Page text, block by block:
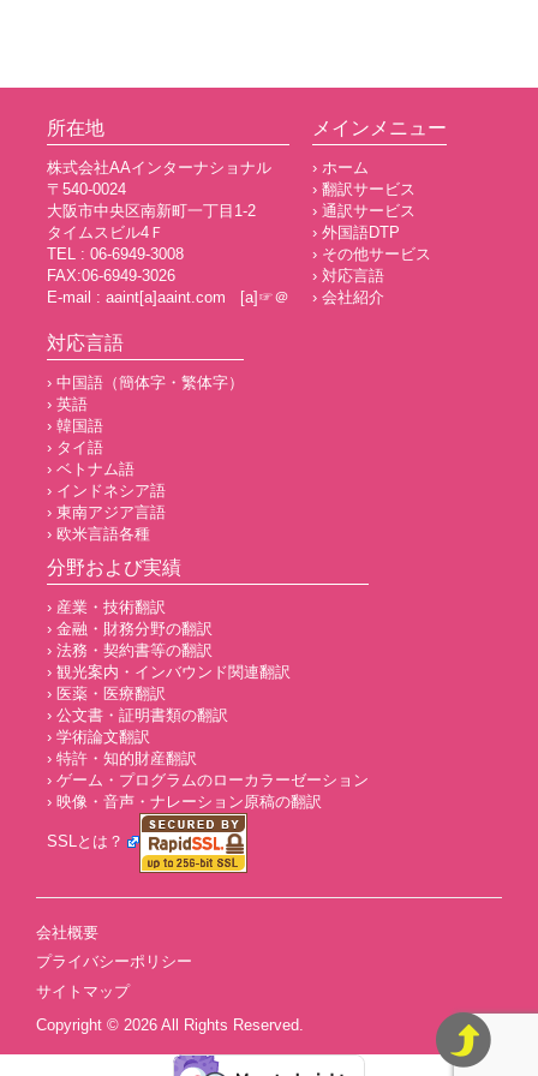
所在地
株式会社AAインターナショナル
〒540-0024
大阪市中央区南新町一丁目1-2
タイムスビル4Ｆ
TEL : 06-6949-3008
FAX:06-6949-3026
E-mail : aaint[a]aaint.com [a]☞＠
メインメニュー
› ホーム
› 翻訳サービス
› 通訳サービス
› 外国語DTP
› その他サービス
› 対応言語
› 会社紹介
対応言語
› 中国語（簡体字・繁体字）
› 英語
› 韓国語
› タイ語
› ベトナム語
› インドネシア語
› 東南アジア言語
› 欧米言語各種
分野および実績
› 産業・技術翻訳
› 金融・財務分野の翻訳
› 法務・契約書等の翻訳
› 観光案内・インバウンド関連翻訳
› 医薬・医療翻訳
› 公文書・証明書類の翻訳
› 学術論文翻訳
› 特許・知的財産翻訳
› ゲーム・プログラムのローカラーゼーション
› 映像・音声・ナレーション原稿の翻訳
SSLとは？
会社概要
プライバシーポリシー
サイトマップ
Copyright © 2026 All Rights Reserved.